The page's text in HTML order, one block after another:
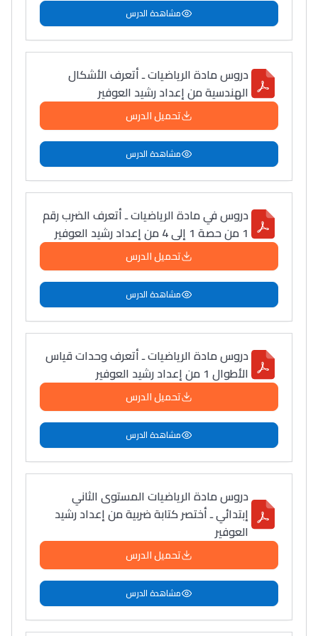
التعليم الثانوي التأهيلي
التعليم الثانوي الإعدادي
Post-Bac
+ de 78 Sujets
Interviews/Vidéos
+ de 89 Interviews/Vidéos
دليل المهن
ما يزيد عن 149 مهنة
دليل التوجيه
التوجيه بالثانوي و الإعدادي
باش تقدر تساعد الناس
يلقاو التوازن من الدّاخل
ومن الخارج، بشرى
مشاهدة الدرس
دروس مادة الرياضيات ـ أتعرف الأشكال
الهندسية من إعداد رشيد العوفير
تحميل الدرس
مشاهدة الدرس
دروس في مادة الرياضيات ـ أتعرف الضرب رقم
1 من حصة 1 إلى 4 من إعداد رشيد العوفير
تحميل الدرس
مشاهدة الدرس
دروس مادة الرياضيات ـ أتعرف وحدات قياس
الأطوال 1 من إعداد رشيد العوفير
تحميل الدرس
مشاهدة الدرس
دروس مادة الرياضيات المستوى الثاني
إبتدائي ـ أختصر كتابة ضربية من إعداد رشيد
العوفير
تحميل الدرس
مشاهدة الدرس